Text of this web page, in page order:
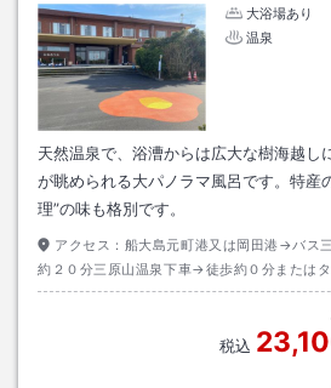
大浴場あり
温泉
天然温泉で、浴漕からは広大な樹海越し
が眺められる大パノラマ風呂です。特産
理”の味も格別です。
アクセス： 船大島元町港又は岡田港→バス
約２０分三原山温泉下車→徒歩約０分または
税込